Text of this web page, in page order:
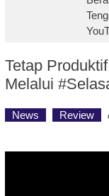
Tetap
Melalui
News Review